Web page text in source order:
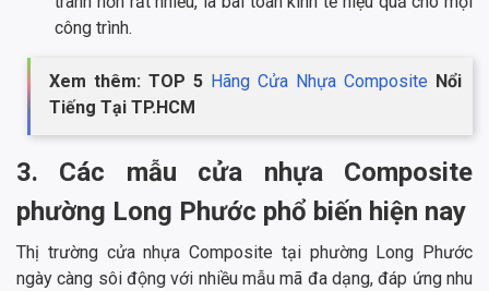
công trình.
Xem thêm: TOP 5 Hãng Cửa Nhựa Composite Nổi
Tiếng Tại TP.HCM
3. Các mẫu cửa nhựa Composite
phường Long Phước phổ biến hiện nay
Thị trường cửa nhựa Composite tại phường Long Phước
ngày càng sôi động với nhiều mẫu mã đa dạng, đáp ứng nhu